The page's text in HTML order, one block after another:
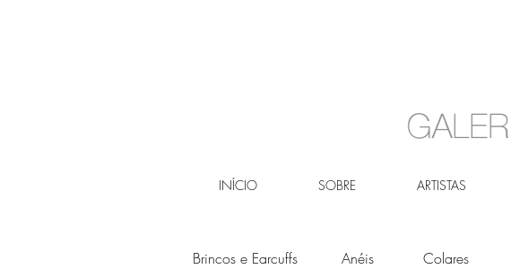
INÍCIO SOBRE ARTISTAS
Brincos e Earcuffs Anéis Colares